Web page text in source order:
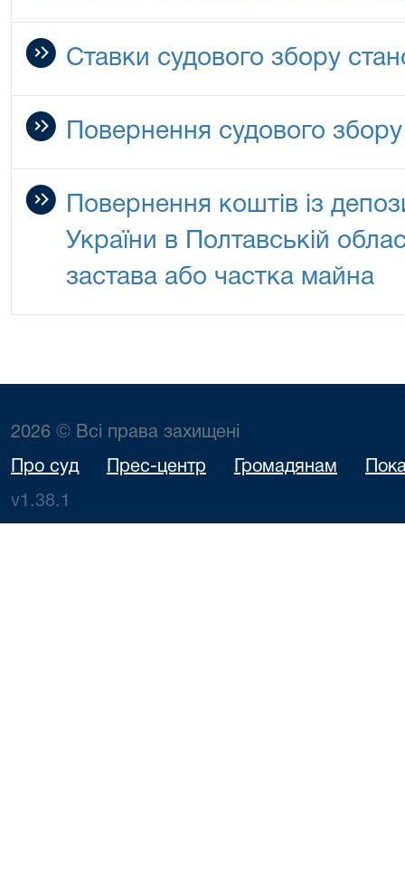
Ставки судового збору
Повернення судового збору
Повернення коштів із
України в Полтавській
застава або частка майна
2026 © Всі права захищені
Про суд Прес-центр Громадянам
v1.38.1